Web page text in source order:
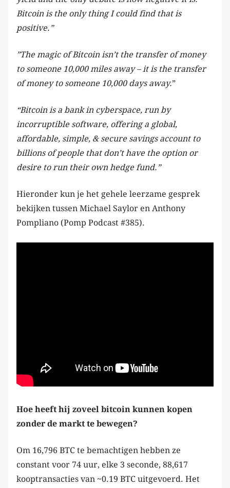
Bitcoin is the only thing I could find that is
positive.”
”The magic of Bitcoin isn’t the transfer of money
to someone 10,000 miles away – it is the transfer
of money to someone 10,000 days away.”
“Bitcoin is a bank in cyberspace, run by
incorruptible software, offering a global,
affordable, simple, & secure savings account to
billions of people that don’t have the option or
desire to run their own hedge fund.”
Hieronder kun je het gehele leerzame gesprek
bekijken tussen Michael Saylor en Anthony
Pompliano (Pomp Podcast #385).
Hoe heeft hij zoveel bitcoin kunnen kopen
zonder de markt te bewegen?
Om 16,796 BTC te bemachtigen hebben ze
constant voor 74 uur, elke 3 seconde, 88,617
kooptransacties van ~0.19 BTC uitgevoerd. Het